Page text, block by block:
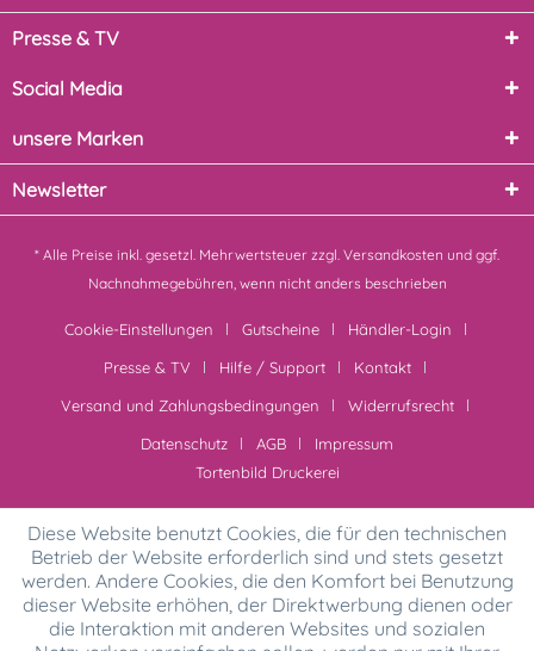
Presse & TV
Social Media
unsere Marken
Newsletter
* Alle Preise inkl. gesetzl. Mehrwertsteuer zzgl. Versandkosten und ggf.
Nachnahmegebühren, wenn nicht anders beschrieben
Cookie-Einstellungen Gutscheine
Händler-Login
Presse & TV
Hilfe / Support
Kontakt
Versand und Zahlungsbedingungen
Widerrufsrecht
Datenschutz
AGB
Impressum
Tortenbild Druckerei
Diese Website benutzt Cookies, die für den technischen
Betrieb der Website erforderlich sind und stets gesetzt
werden. Andere Cookies, die den Komfort bei Benutzung
dieser Website erhöhen, der Direktwerbung dienen oder
die Interaktion mit anderen Websites und sozialen